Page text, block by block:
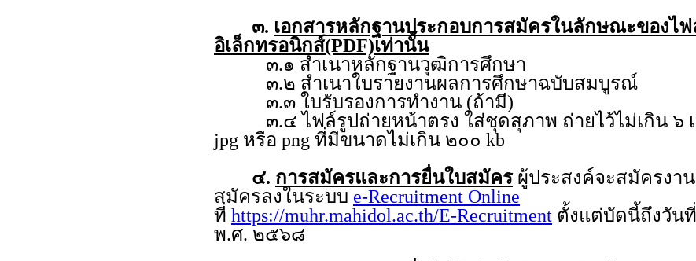
๓. เอกสารหลักฐานประกอบการสมัครในลักษณะของไฟ
อิเล็กทรอนิกส์(PDF)เท่านั้น
๓.๑ สำเนาหลักฐานวุฒิการศึกษา
๓.๒ สำเนาใบรายงานผลการศึกษาฉบับสมบูรณ์
๓.๓ ใบรับรองการทำงาน (ถ้ามี)
๓.๔ ไฟล์รูปถ่ายหน้าตรง ใส่ชุดสุภาพ ถ่ายไว้ไม่เกิน ๖ เ
jpg หรือ png ที่มีขนาดไม่เกิน ๒๐๐ kb
๔. การสมัครและการยื่นใบสมัครผู้ประสงค์จะสมัครงา
สมัครลงในระบบ e-Recruitment Online
ที่ https://muhr.mahidol.ac.th/E-Recruitment ตั้งแต่บัดนี้ถึงวัน
พ.ศ. ๒๕๖๘